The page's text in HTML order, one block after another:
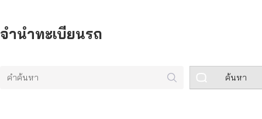
จำนำทะเบียนรถ
ค้นหา